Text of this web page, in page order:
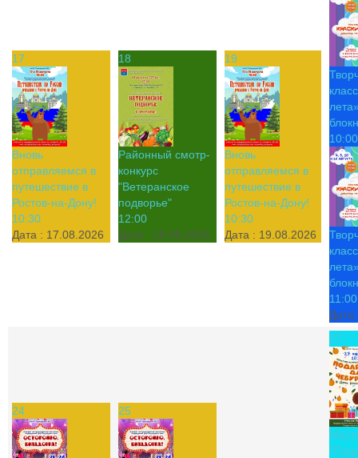
17
Вновь
отправляемся в
путешествие в
Ростов-на-Дону!
10:30
Дата : 17.08.2026
18
Районный смотр-
конкурс
"Ветеранское
подворье"
12:00
Дата : 18.08.2026
19
Вновь
отправляемся в
путешествие в
Ростов-на-Дону!
10:30
Дата : 19.08.2026
10:00
11:00
24 25
27